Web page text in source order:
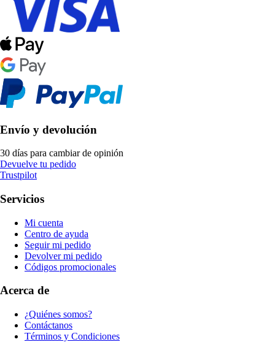
Envío y devolución
30 días para cambiar de opinión
Devuelve tu pedido
Trustpilot
Servicios
Mi cuenta
Centro de ayuda
Seguir mi pedido
Devolver mi pedido
Códigos promocionales
Acerca de
¿Quiénes somos?
Contáctanos
Términos y Condiciones